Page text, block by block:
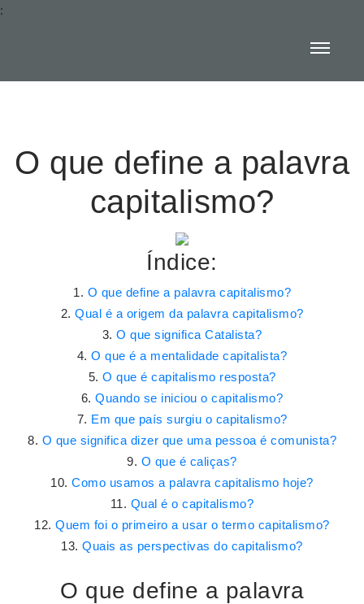
:
O que define a palavra
capitalismo?
Índice:
O que define a palavra capitalismo?
Qual é a origem da palavra capitalismo?
O que significa Catalista?
O que é a mentalidade capitalista?
O que é capitalismo resposta?
Quando se iniciou o capitalismo?
Em que país surgiu o capitalismo?
O que significa dizer que uma pessoa é comunista?
O que é caliças?
Como usamos a palavra capitalismo hoje?
Qual é o capitalismo?
Quem foi o primeiro a usar o termo capitalismo?
Quais as perspectivas do capitalismo?
O que define a palavra